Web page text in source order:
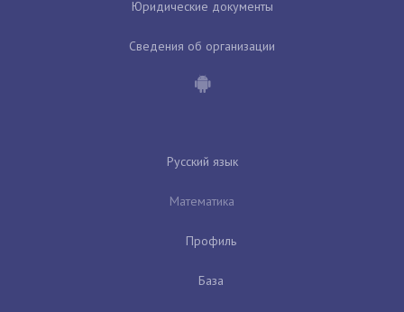
Юридические документы
Сведения об организации
Русский язык
Математика
Профиль
База